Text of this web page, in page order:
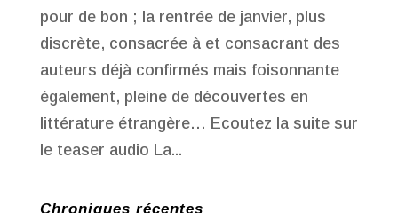
pour de bon ; la rentrée de janvier, plus
discrète, consacrée à et consacrant des
auteurs déjà confirmés mais foisonnante
également, pleine de découvertes en
littérature étrangère… Ecoutez la suite sur
le teaser audio La...
Chroniques récentes